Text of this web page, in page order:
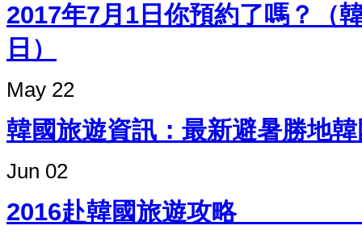
2017年7月1日你預約了嗎？（
日）
May 22
韓國旅遊資訊：最新避暑勝
Jun 02
2016赴韓國旅